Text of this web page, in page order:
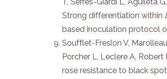
Strong differentiation within
based inoculation protocol
Soufflet-Freslon V,
Porcher L, Leclere A,
rose resistance to black